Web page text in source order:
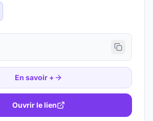
En savoir +
Ouvrir le lien